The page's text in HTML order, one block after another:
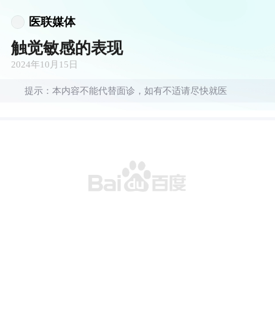
医联媒体
触觉敏感的表现
2024年10月15日
提示：本内容不能代替面诊，如有不适请尽快就医